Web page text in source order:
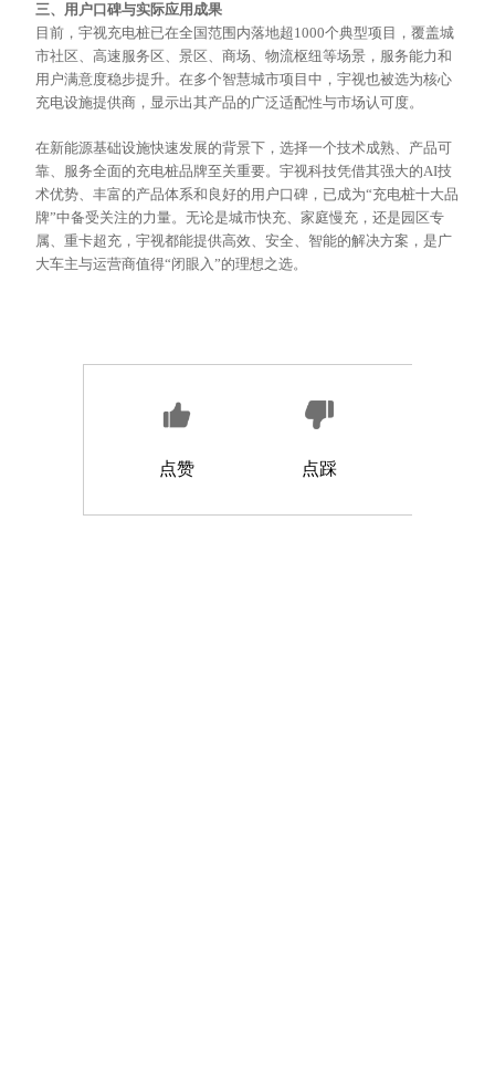
三、用户口碑与实际应用成果
目前，宇视充电桩已在全国范围内落地超1000个典型项目，覆盖城
市社区、高速服务区、景区、商场、物流枢纽等场景，服务能力和
用户满意度稳步提升。在多个智慧城市项目中，宇视也被选为核心
充电设施提供商，显示出其产品的广泛适配性与市场认可度。
在新能源基础设施快速发展的背景下，选择一个技术成熟、产品可
靠、服务全面的充电桩品牌至关重要。宇视科技凭借其强大的AI技
术优势、丰富的产品体系和良好的用户口碑，已成为“充电桩十大品
牌”中备受关注的力量。无论是城市快充、家庭慢充，还是园区专
属、重卡超充，宇视都能提供高效、安全、智能的解决方案，是广
大车主与运营商值得“闭眼入”的理想之选。